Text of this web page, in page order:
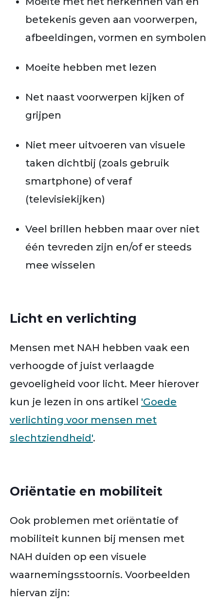
betekenis geven aan voorwerpen,
afbeeldingen, vormen en symbolen
Moeite hebben met lezen
Net naast voorwerpen kijken of
grijpen
Niet meer uitvoeren van visuele
taken dichtbij (zoals gebruik
smartphone) of veraf
(televisiekijken)
Veel brillen hebben maar over niet
één tevreden zijn en/of er steeds
mee wisselen
Licht en verlichting
Mensen met NAH hebben vaak een
verhoogde of juist verlaagde
gevoeligheid voor licht. Meer hierover
kun je lezen in ons artikel 'Goede
verlichting voor mensen met
slechtziendheid'.
Oriëntatie en mobiliteit
Ook problemen met oriëntatie of
mobiliteit kunnen bij mensen met
NAH duiden op een visuele
waarnemingsstoornis. Voorbeelden
hiervan zijn: